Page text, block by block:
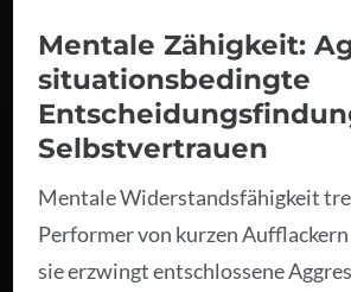
Mentale Zähigkeit:
situationsbedingte
Selbstvertrauen
Mentale Widerstandsfähigkeit
Performer von kurzen
sie erzwingt entschlossene